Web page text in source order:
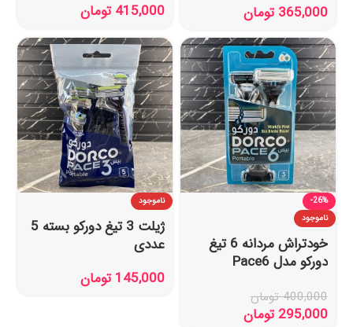
365,000 تومان
415,000 تومان
-26%
ناموجود
خودتراش مردانه 6 تیغ
دورکو مدل Pace6
400,000 تومان
295,000 تومان
ناموجود
ژیلت 3 تیغ دورکو بسته 5
عددی
145,000 تومان